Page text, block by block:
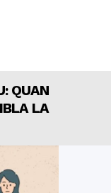
QUAN
LA